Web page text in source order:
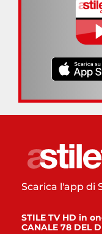
Scarica l'app di
STILE TV HD in
CANALE 78 DEL